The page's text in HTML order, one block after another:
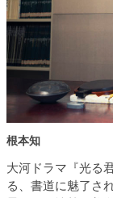
根本知
大河ドラマ『光る
る、書道に魅了さ